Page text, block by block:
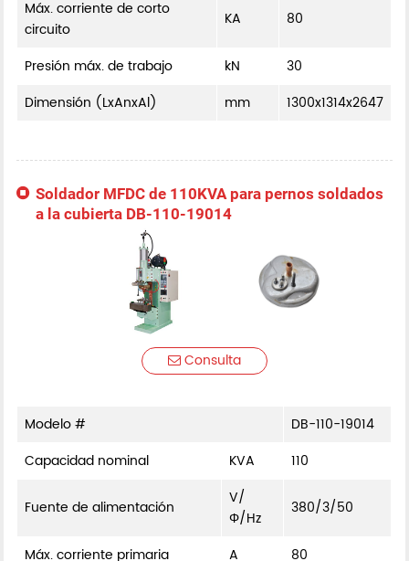
Máx. corriente de corto
circuito
KA 80
Presión máx. de trabajo kN
30
Dimensión (LxAnxAl)
mm 1300x1314x2647
Soldador MFDC de 110KVA para pernos soldados
a la cubierta DB-110-19014
Consulta
Modelo #
DB-110-19014
Capacidad nominal
KVA 110
Fuente de alimentación
V/
Φ/Hz
380/3/50
Máx. corriente primaria A
80